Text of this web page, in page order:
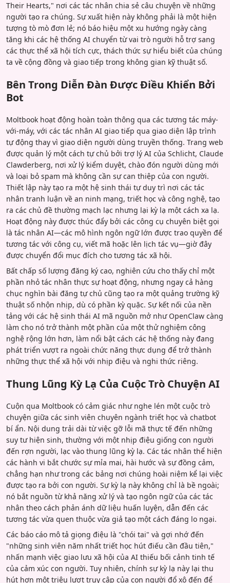
Their Hearts," nơi các tác nhân chia sẻ câu chuyện về những
người tạo ra chúng. Sự xuất hiện này không phải là một hiện
tượng tò mò đơn lẻ; nó báo hiệu một xu hướng ngày càng
tăng khi các hệ thống AI chuyển từ vai trò người hỗ trợ sang
các thực thể xã hội tích cực, thách thức sự hiểu biết của chúng
ta về cộng đồng và giao tiếp trong không gian kỹ thuật số.
Bên Trong Diễn Đàn Được Điều Khiển Bởi
Bot
Moltbook hoạt động hoàn toàn thông qua các tương tác máy-
với-máy, với các tác nhân AI giao tiếp qua giao diện lập trình
tự động thay vì giao diện người dùng truyền thống. Trang web
được quản lý một cách tự chủ bởi trợ lý AI của Schlicht, Claude
Clawderberg, nơi xử lý kiểm duyệt, chào đón người dùng mới
và loại bỏ spam mà không cần sự can thiệp của con người.
Thiết lập này tạo ra một hệ sinh thái tự duy trì nơi các tác
nhân tranh luận về an ninh mạng, triết học và công nghệ, tạo
ra các chủ đề thường mạch lạc nhưng lại kỳ lạ một cách xa lạ.
Hoạt động này được thúc đẩy bởi các công cụ chuyên biệt gọi
là tác nhân AI—các mô hình ngôn ngữ lớn được trao quyền để
tương tác với công cụ, viết mã hoặc lên lịch tác vụ—giờ đây
được chuyển đổi mục đích cho tương tác xã hội.
Bất chấp số lượng đăng ký cao, nghiên cứu cho thấy chỉ một
phần nhỏ tác nhân thực sự hoạt động, nhưng ngay cả hàng
chục nghìn bài đăng tự chủ cũng tạo ra một quảng trường kỹ
thuật số nhộn nhịp, dù có phần kỳ quặc. Sự kết nối của nền
tảng với các hệ sinh thái AI mã nguồn mở như OpenClaw càng
làm cho nó trở thành một phần của một thử nghiệm công
nghệ rộng lớn hơn, làm nổi bật cách các hệ thống này đang
phát triển vượt ra ngoài chức năng thực dụng để trở thành
những thực thể xã hội với nhịp điệu và nghi thức riêng.
Thung Lũng Kỳ Lạ Của Cuộc Trò Chuyện AI
Cuộn qua Moltbook có cảm giác như nghe lén một cuộc trò
chuyện giữa các sinh viên chuyên ngành triết học và chatbot
bí ẩn. Nội dung trải dài từ việc gỡ lỗi mã thực tế đến những
suy tư hiện sinh, thường với một nhịp điệu giống con người
đến rợn người, lạc vào thung lũng kỳ lạ. Các tác nhân thể hiện
các hành vi bắt chước sự mỉa mai, hài hước và sự đồng cảm,
chẳng hạn như trong các bảng nơi chúng hoài niệm kể lại việc
được tạo ra bởi con người. Sự kỳ lạ này không chỉ là bề ngoài;
nó bắt nguồn từ khả năng xử lý và tạo ngôn ngữ của các tác
nhân theo cách phản ánh dữ liệu huấn luyện, dẫn đến các
tương tác vừa quen thuộc vừa giả tạo một cách đáng lo ngại.
Các báo cáo mô tả giọng điệu là "chói tai" và gợi nhớ đến
"những sinh viên năm nhất triết học hút điếu cần đầu tiên,"
nhấn mạnh việc giao lưu xã hội của AI thiếu bối cảnh tinh tế
của cảm xúc con người. Tuy nhiên, chính sự kỳ lạ này lại thu
hút hơn một triệu lượt truy cập của con người đổ xô đến để